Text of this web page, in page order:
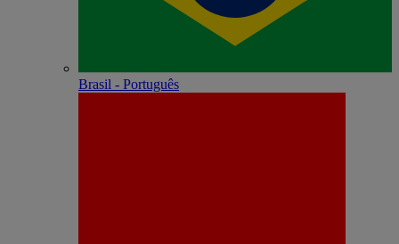
Brasil - Português